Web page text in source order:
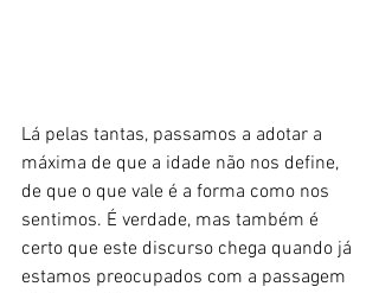
Lá pelas tantas, passamos a adotar a
máxima de que a idade não nos define,
de que o que vale é a forma como nos
sentimos. É verdade, mas também é
certo que este discurso chega quando já
estamos preocupados com a passagem